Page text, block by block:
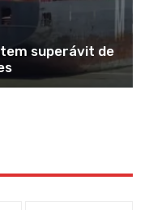
superávit de